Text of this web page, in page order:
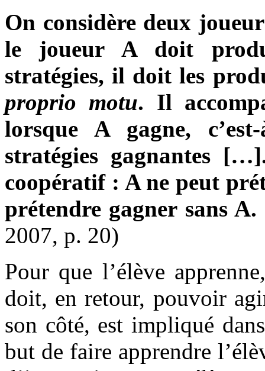
On considère deux
le joueur A doit
stratégies, il doit les
proprio motu. Il
lorsque A gagne,
stratégies gagnantes
coopératif : A ne peut
prétendre gagner sans A.
2007, p. 20)
Pour que l’élève
doit, en retour, pouvoir
son côté, est impliqué
but de faire apprendre